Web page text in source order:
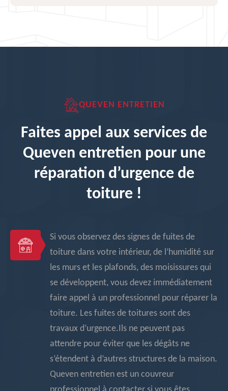
QUEVEN ENTRETIEN
Faites appel aux services de
Queven entretien pour une
réparation d’urgence de
toiture !
Si vous observez des signes de fuites de
toiture dans votre intérieur, de l’humidité sur
les murs et les plafonds, des moisissures qui
se développent, vous devez immédiatement
faire appel à un professionnel pour réparer la
toiture. Les fuites de toitures sont des
travaux d’urgence.Ils ne peuvent pas
attendre pour éviter que les dégâts ne
s’étendent à d’autres structures de la maison.
Queven entretien est un couvreur